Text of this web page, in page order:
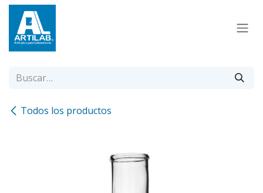
Ir al contenido
Todos los productos